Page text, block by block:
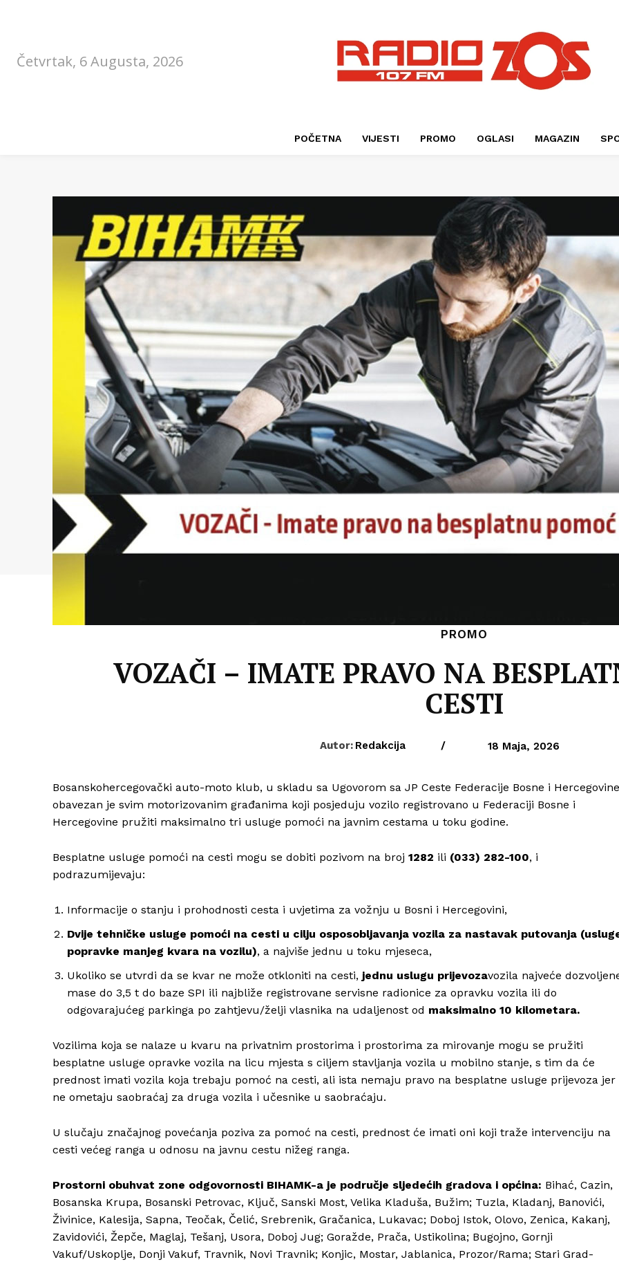
Četvrtak, 6 Augusta, 2026
POČETNA VIJESTI PROMO OGLASI MAGAZIN
PROMO
VOZAČI – IMATE PRAVO NA
CESTI
Autor: Redakcija / 18 Maja, 2026
Bosanskohercegovački auto-moto klub, u skladu sa Ugovorom sa JP Ceste Federacije Bosne i
obavezan je svim motorizovanim građanima koji posjeduju vozilo registrovano u Federaciji Bosne i
Hercegovine pružiti maksimalno tri usluge pomoći na javnim cestama u toku godine.
Besplatne usluge pomoći na cesti mogu se dobiti pozivom na broj 1282 ili (033) 282-100, i
podrazumijevaju:
Informacije o stanju i prohodnosti cesta i uvjetima za vožnju u Bosni i Hercegovini,
Dvije tehničke usluge pomoći na cesti u cilju osposobljavanja vozila za nastavak putovanja
popravke manjeg kvara na vozilu), a najviše jednu u toku mjeseca,
Ukoliko se utvrdi da se kvar ne može otkloniti na cesti, jednu uslugu prijevozavozila najveće
mase do 3,5 t do baze SPI ili najbliže registrovane servisne radionice za opravku vozila ili do
odgovarajućeg parkinga po zahtjevu/želji vlasnika na udaljenost od maksimalno 10 kilometara.
Vozilima koja se nalaze u kvaru na privatnim prostorima i prostorima za mirovanje mogu se pružiti
besplatne usluge opravke vozila na licu mjesta s ciljem stavljanja vozila u mobilno stanje, s tim da će
prednost imati vozila koja trebaju pomoć na cesti, ali ista nemaju pravo na besplatne usluge prijevoza jer
ne ometaju saobraćaj za druga vozila i učesnike u saobraćaju.
U slučaju značajnog povećanja poziva za pomoć na cesti, prednost će imati oni koji traže intervenciju na
cesti većeg ranga u odnosu na javnu cestu nižeg ranga.
Prostorni obuhvat zone odgovornosti BIHAMK-a je područje sljedećih gradova i općina: Bihać, Cazin,
Bosanska Krupa, Bosanski Petrovac, Ključ, Sanski Most, Velika Kladuša, Bužim; Tuzla, Kladanj, Banovići,
Živinice, Kalesija, Sapna, Teočak, Čelić, Srebrenik, Gračanica, Lukavac; Doboj Istok, Olovo, Zenica, Kakanj,
Zavidovići, Žepče, Maglaj, Tešanj, Usora, Doboj Jug; Goražde, Prača, Ustikolina; Bugojno, Gornji
Vakuf/Uskoplje, Donji Vakuf, Travnik, Novi Travnik; Konjic, Mostar, Jablanica, Prozor/Rama; Stari Grad-